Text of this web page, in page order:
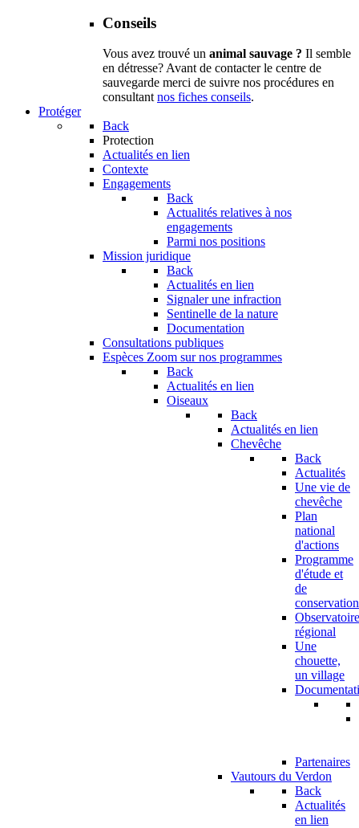
Conseils
Vous avez trouvé un animal sauvage ? Il semble
en détresse? Avant de contacter le centre de
sauvegarde merci de suivre nos procédures en
consultantnos fiches conseils.
Protéger
Back
Protection
Actualités en lien
Contexte
Engagements
Back
Actualités relatives à nos
engagements
Parmi nos positions
Mission juridique
Back
Actualités en lien
Signaler une infraction
Sentinelle de la nature
Documentation
Consultations publiques
Espèces Zoom sur nos programmes
Back
Actualités en lien
Oiseaux
Back
Actualités en lien
Chevêche
Back
Actualités
Une vie de
chevêche
Plan
national
d'actions
Programme
d'étude et
de
conservation
Observatoire
régional
Une
chouette,
un village
Partenaires
Vautours du Verdon
Back
Actualités
en lien